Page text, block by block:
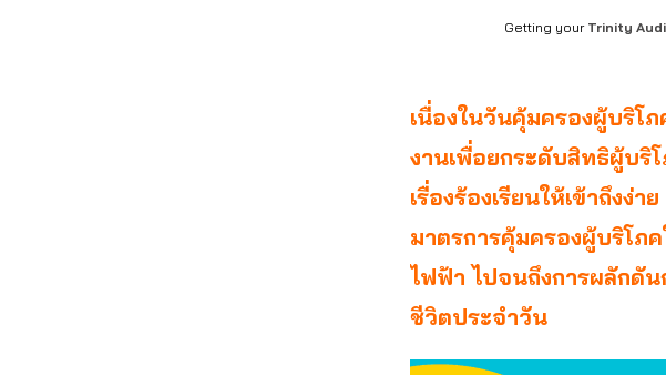
Getting your Trinity
เนื่องในวันคุ้มครองผู้บริโ
งานเพื่อยกระดับสิทธิผู้บริ
เรื่องร้องเรียนให้เข้าถึงง่
มาตรการคุ้มครองผู้บริโ
ไฟฟ้า ไปจนถึงการผลักดั
ชีวิตประจำวัน